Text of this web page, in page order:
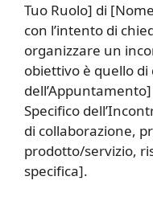
Tuo Ruolo] di
con l’intento di
organizzare un
obiettivo è quello
Specifico
di collaborazione,
prodotto/servizio,
specifica].